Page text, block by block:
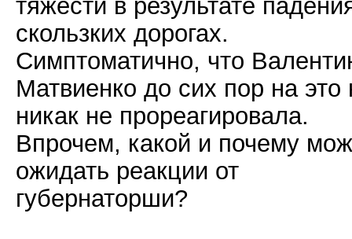
тяжести в результате
скользких дорогах.
Симптоматично, что
Матвиенко до сих пор на это
никак не прореагировала.
Впрочем, какой и почему
ожидать реакции от
губернаторши?